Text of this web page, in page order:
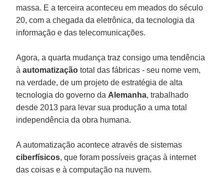
massa. E a terceira aconteceu em meados do século
20, com a chegada da eletrônica, da tecnologia da
informação e das telecomunicações.
Agora, a quarta mudança traz consigo uma tendência
àautomatização total das fábricas - seu nome vem,
na verdade, de um projeto de estratégia de alta
tecnologia do governo da Alemanha, trabalhado
desde 2013 para levar sua produção a uma total
independência da obra humana.
A automatização acontece através de sistemas
ciberfísicos, que foram possíveis graças à internet
das coisas e à computação na nuvem.